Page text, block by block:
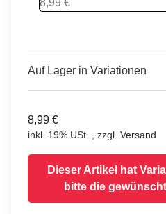
Auf Lager in Variationen
8,99 €
inkl. 19% USt. , zzgl. Versand
Dieser Artikel hat
bitte die